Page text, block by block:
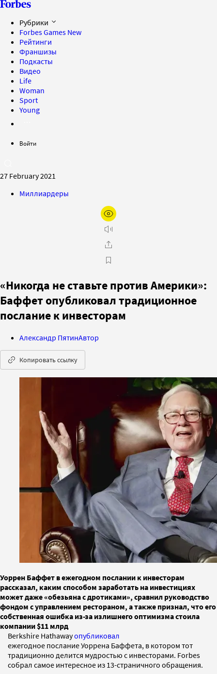
Рубрики
Forbes Games New
Рейтинги
Франшизы
Подкасты
Видео
Life
Woman
Sport
Young
Войти
27 February 2021
Миллиардеры
«Никогда не ставьте против Америки»:
Баффет опубликовал традиционное
послание к инвесторам
Александр ПятинАвтор
Копировать ссылку
Уоррен Баффет в ежегодном послании к инвесторам
рассказал, каким способом заработать на инвестициях
может даже «обезьяна с дротиками», сравнил руководство
фондом с управлением рестораном, а также признал, что его
собственная ошибка из-за излишнего оптимизма стоила
компании $11 млрд
Berkshire Hathawayопубликовал
ежегодное послание Уоррена Баффета, в котором тот
традиционно делится мудростью с инвесторами. Forbes
собрал самое интересное из 13-страничного обращения.